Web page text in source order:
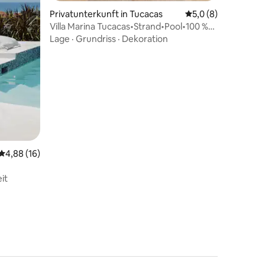
Bewertung: 4,88 von 5, 16 Bewertungen
4,88 (16)
Privatunterkunft in Tucacas Durchschnittliche
5,0 (8)
Villa Marina Tucacas•Strand•Pool•100 %
Erdgeschoss
Lage · Grundriss · Dekoration